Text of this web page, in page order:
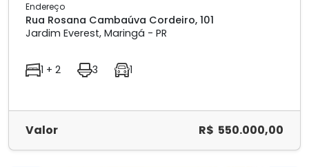
Endereço
Rua Rosana Cambaúva Cordeiro, 101
Jardim Everest, Maringá - PR
1 + 2 3 1
Valor R$ 550.000,00